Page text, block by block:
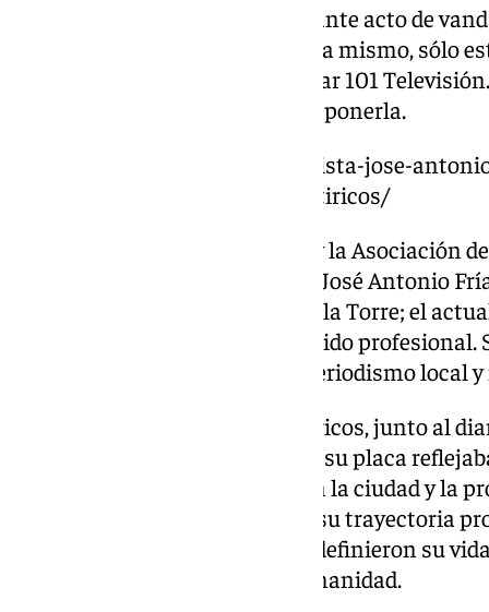
Sin embargo, en un desconcertante acto de
estado la placa en su sitio. Ahora mismo, sólo
placa como ha podido comprobar 101
Málaga ya está trabajando en reponerla.
https://www.101tv.es/el-periodista-jose-
su-honor-en-el-parque-de-martiricos/
El día 3 de diciembre, la ciudad y la Asociación
este homenaje al desaparecido José Antonio
alcalde de Málaga, Francisco de la Torre; el
Castillo, y la familia del reconocido
de Frías como figura clave del periodismo local
La elección del Parque de Martiricos, junto al
periodística, y el simbolismo de su placa
y su vínculo inquebrantable con la ciudad y la
destacó este reconocimiento a su trayectoria
recordatorio de los valores que definieron su
rigurosidad y, sobre todo, la humanidad.